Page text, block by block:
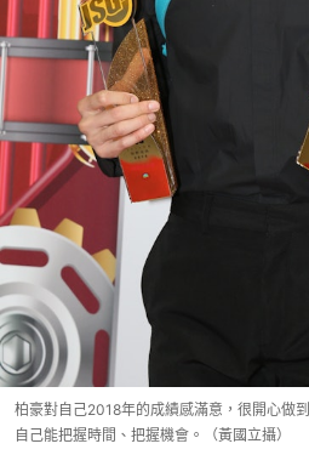
柏豪對自己2018年的成績感滿意，很開心做
自己能把握時間、把握機會。（黃國立攝）